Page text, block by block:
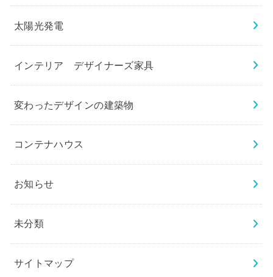
太陽光発電
インテリア デザイナーズ家具
変わったデザインの建築物
コンテナハウス
お知らせ
未分類
サイトマップ